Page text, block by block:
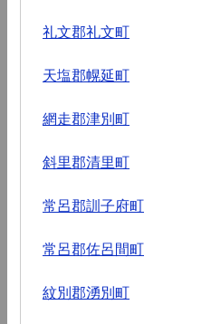
礼文郡礼文町
天塩郡幌延町
網走郡津別町
斜里郡清里町
常呂郡訓子府町
常呂郡佐呂間町
紋別郡湧別町